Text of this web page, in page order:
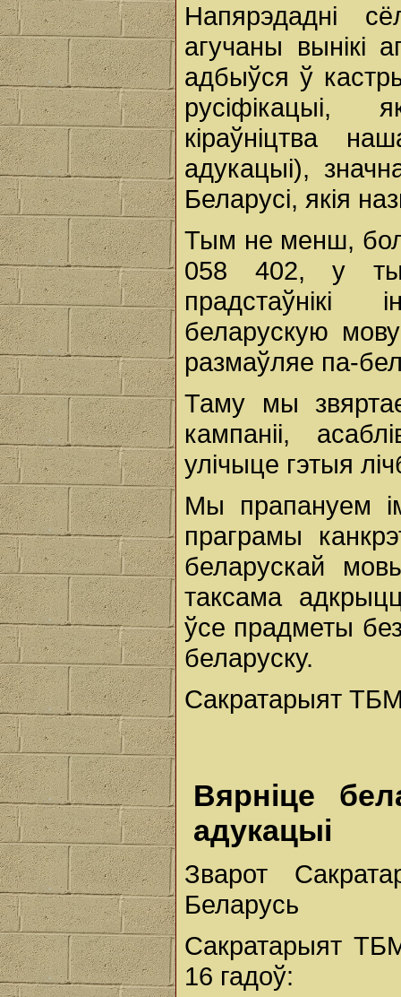
Напярэдадні
агучаны вынікі
адбыўся ў
русіфікацыі,
кіраўніцтва
адукацыі),
Беларусі, якія
Тым не менш,
058 402, у тым
прадстаўнікі
беларускую
размаўляе па-
Таму мы
кампаніі,
улічыце гэтыя
Мы прапануем
праграмы
беларускай
таксама
ўсе прадметы
беларуску.
Сакратарыят
Вярніце
адукацыі
Зварот
Беларусь
Сакратарыят
16 гадоў: